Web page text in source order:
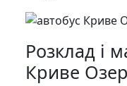
Розклад і
Криве